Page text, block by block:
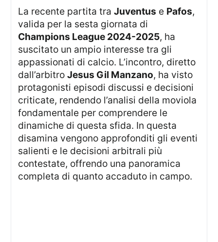
La recente partita traJuventus e Pafos,
valida per la sesta giornata di
Champions League 2024-2025, ha
suscitato un ampio interesse tra gli
appassionati di calcio. L’incontro, diretto
dall’arbitroJesus Gil Manzano, ha visto
protagonisti episodi discussi e decisioni
criticate, rendendo l’analisi della moviola
fondamentale per comprendere le
dinamiche di questa sfida. In questa
disamina vengono approfonditi gli eventi
salienti e le decisioni arbitrali più
contestate, offrendo una panoramica
completa di quanto accaduto in campo.